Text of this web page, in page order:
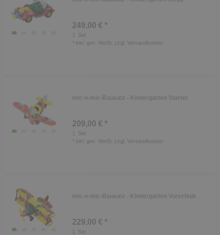
249,00 € *
1
Set
* inkl. ges. MwSt. zzgl. Versandkosten
mic-o-mic-Bausatz - Kindergarten Starter
209,00 € *
1
Set
* inkl. ges. MwSt. zzgl. Versandkosten
mic-o-mic-Bausatz - Kindergarten Vorschule
229,00 € *
1
Set